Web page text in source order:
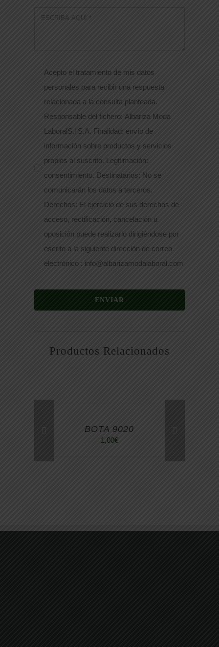
Acepto el tratamiento de mis datos
personales para recibir una respuesta
relacionada a la consulta planteada.
Responsable del fichero: Albariza Moda
LaboralS.l S.A. Finalidad: envío de
información sobre productos y servicios
propios al suscrito. Legitimación:
consentimiento. Destinatarios: No se
comunicarán los datos a terceros.
Derechos: El ejercicio de sus derechos de
acceso, rectificación, cancelación u
oposición puede realizarlo dirigiéndose por
escrito a la siguiente dirección de correo
electrónico : info@albarizamodalaboral.com
ENVIAR
Productos Relacionados
MÚLTIPLES
PRODUCTO
BOTA 9020
1,00€